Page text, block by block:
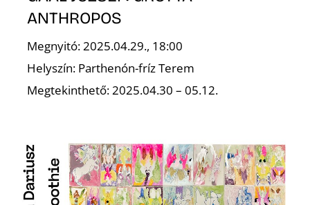
ANTHROPOS
Megnyitó: 2025.04.29., 18:00
Helyszín: Parthenón-fríz Terem
Megtekinthető: 2025.04.30 – 05.12.